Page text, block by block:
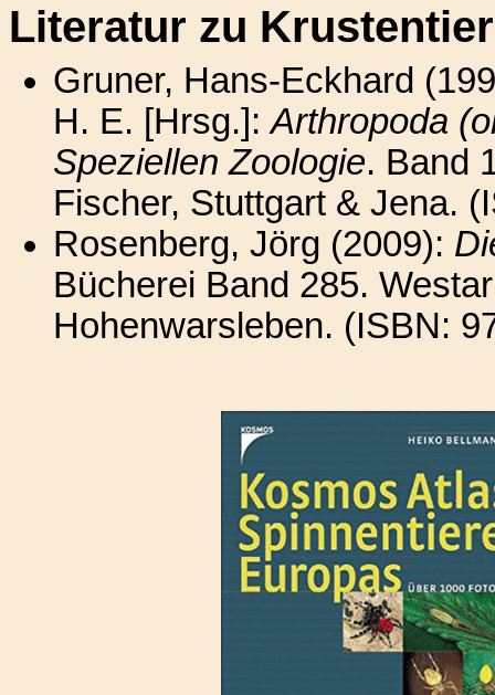
Literatur zu
Gruner, Hans-Eckhard
H. E. [Hrsg.]:Arthropoda
Speziellen Zoologie. Band
Fischer, Stuttgart & Jena.
Rosenberg, Jörg (2009):
Bücherei Band 285.
Hohenwarsleben. (ISBN: